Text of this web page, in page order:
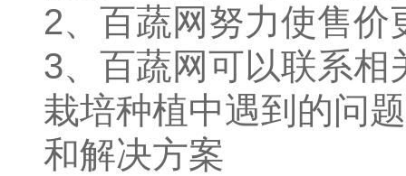
2、百蔬网努力使售
3、百蔬网可以联系
栽培种植中遇到的问
和解决方案